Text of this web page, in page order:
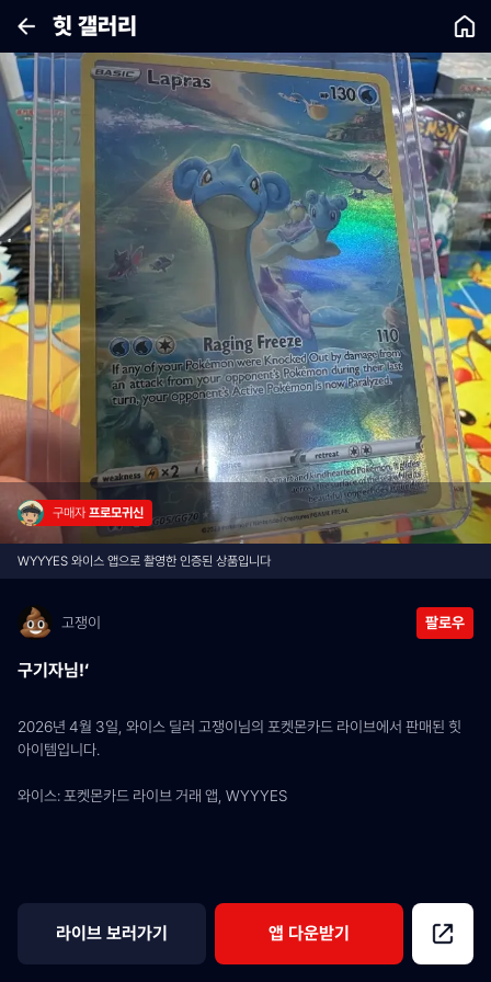
힛 갤러리
구매자 프로모귀신
WYYYES 와이스 앱으로 촬영한 인증된 상품입니다
고쟁이 팔로우
구기자님!‘
2026년 4월 3일, 와이스 딜러 고쟁이님의 포켓몬카드 라이브에서 판매된 힛
아이템입니다.
와이스: 포켓몬카드 라이브 거래 앱, WYYYES
라이브 보러가기 앱 다운받기